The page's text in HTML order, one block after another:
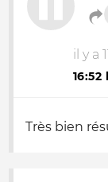
il y a
16:52
Très bien